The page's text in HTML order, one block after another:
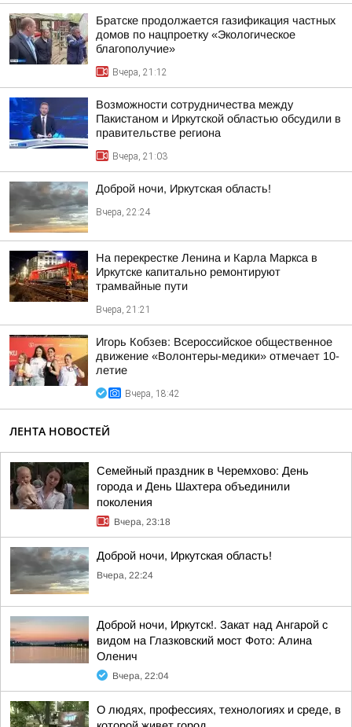
Братске продолжается газификация частных
домов по нацпроетку «Экологическое
благополучие»
Вчера, 21:12
Возможности сотрудничества между
Пакистаном и Иркутской областью обсудили в
правительстве региона
Вчера, 21:03
Доброй ночи, Иркутская область!
Вчера, 22:24
На перекрестке Ленина и Карла Маркса в
Иркутске капитально ремонтируют
трамвайные пути
Вчера, 21:21
Игорь Кобзев: Всероссийское общественное
движение «Волонтеры-медики» отмечает 10-
летие
Вчера, 18:42
ЛЕНТА НОВОСТЕЙ
Семейный праздник в Черемхово: День
города и День Шахтера объединили
поколения
Вчера, 23:18
Доброй ночи, Иркутская область!
Вчера, 22:24
Доброй ночи, Иркутск!. Закат над Ангарой с
видом на Глазковский мост Фото: Алина
Оленич
Вчера, 22:04
О людях, профессиях, технологиях и среде, в